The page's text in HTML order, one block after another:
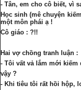
- Tân, em cho cô biết, vì
Học sinh (mê chuyện
một môn phái ạ !
Cô giáo : ?!!
Hai vợ chồng tranh luận :
- Tôi vất vả lắm mới
vậy ?
- Khi tiêu tôi rất hồi hộp,